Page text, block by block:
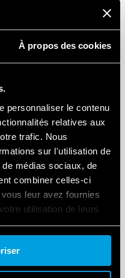
À propos des cookies
personnaliser le contenu
relatives aux
trafic. Nous
sur l'utilisation de
médias sociaux, de
combiner celles-ci
leur avez fournies
utilisation de leurs